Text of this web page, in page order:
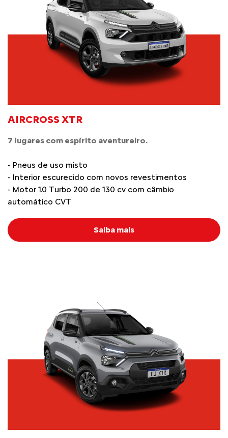
AIRCROSS XTR
7 lugares com espírito aventureiro.
- Pneus de uso misto
- Interior escurecido com novos revestimentos
- Motor 1.0 Turbo 200 de 130 cv com câmbio
automático CVT
Saiba mais